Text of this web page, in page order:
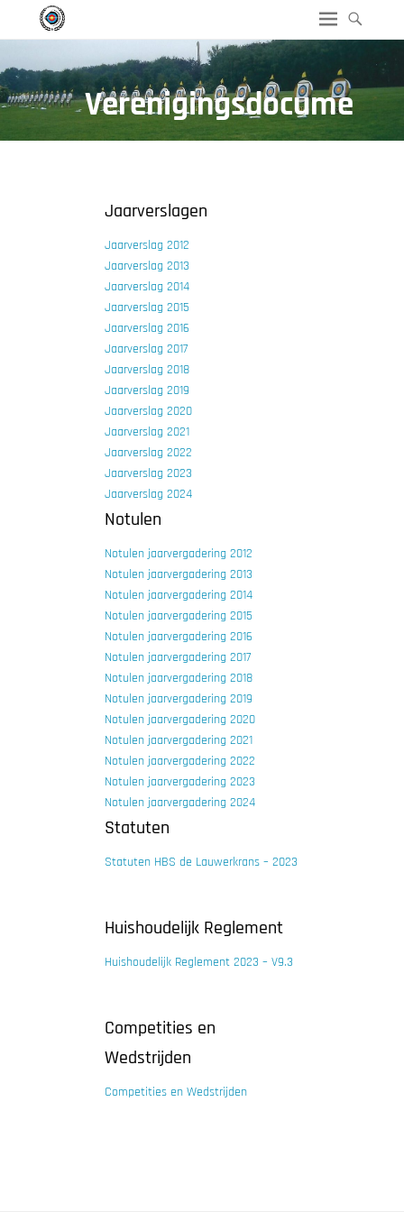
Verenigingsdocume
Jaarverslagen
Jaarverslag 2012
Jaarverslag 2013
Jaarverslag 2014
Jaarverslag 2015
Jaarverslag 2016
Jaarverslag 2017
Jaarverslag 2018
Jaarverslag 2019
Jaarverslag 2020
Jaarverslag 2021
Jaarverslag 2022
Jaarverslag 2023
Jaarverslag 2024
Notulen
Notulen jaarvergadering 2012
Notulen jaarvergadering 2013
Notulen jaarvergadering 2014
Notulen jaarvergadering 2015
Notulen jaarvergadering 2016
Notulen jaarvergadering 2017
Notulen jaarvergadering 2018
Notulen jaarvergadering 2019
Notulen jaarvergadering 2020
Notulen jaarvergadering 2021
Notulen jaarvergadering 2022
Notulen jaarvergadering 2023
Notulen jaarvergadering 2024
Statuten
Statuten HBS de Lauwerkrans – 2023
Huishoudelijk Reglement
Huishoudelijk Reglement 2023 – V9.3
Competities en
Wedstrijden
Competities en Wedstrijden